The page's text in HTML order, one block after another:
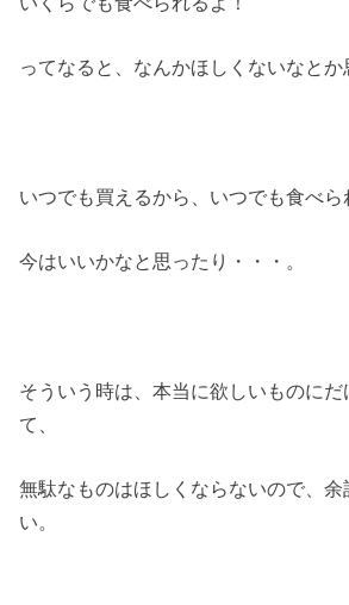
ってなると、なんかほしくないなと
いつでも買えるから、いつでも食べら
今はいいかなと思ったり・・・。
そういう時は、本当に欲しいものに
て、
無駄なものはほしくならないので、
い。